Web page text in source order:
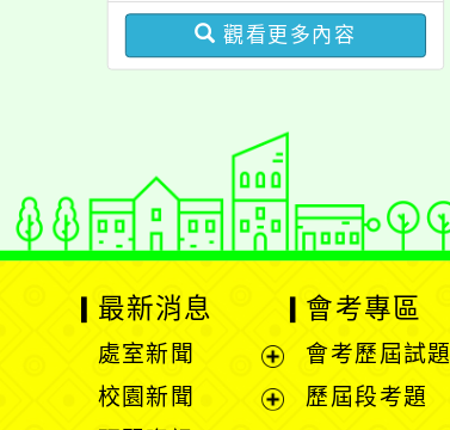
期課程」
觀看更多內容
最新消息
處室新聞
展
校園新聞
會考專區
會考歷屆試題
歷屆段考題